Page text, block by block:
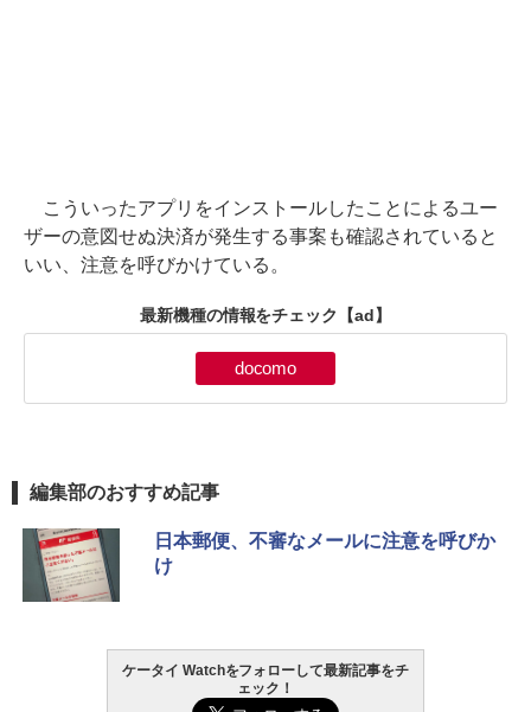
こういったアプリをインストールしたことによるユー
ザーの意図せぬ決済が発生する事案も確認されていると
いい、注意を呼びかけている。
最新機種の情報をチェック 【ad】
docomo
編集部のおすすめ記事
日本郵便、不審なメールに注意を呼びか
け
ケータイ Watchをフォローして最新記事をチ
ェック！